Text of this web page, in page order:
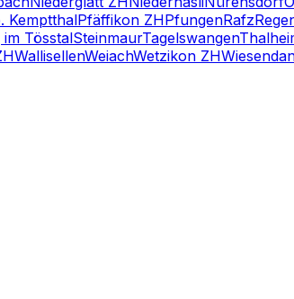
KemptthalPfäffikon ZHPfungenRafz
im TösstalSteinmaurTagelswangen
WallisellenWeiachWetzikon ZH